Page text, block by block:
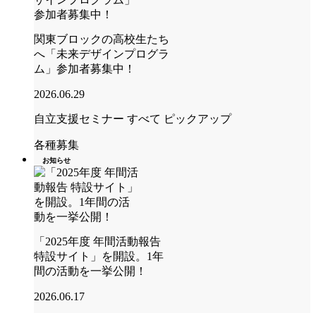
関東ブロックの高校生たち
へ「未来デザインプログラ
ム」参加者募集中！
2026.06.29
自立支援セミナー すべて ピックアップ
各種募集
お知らせ
「2025年度 年間活動報告
特設サイト」を開設。1年
間の活動を一挙公開！
2026.06.17